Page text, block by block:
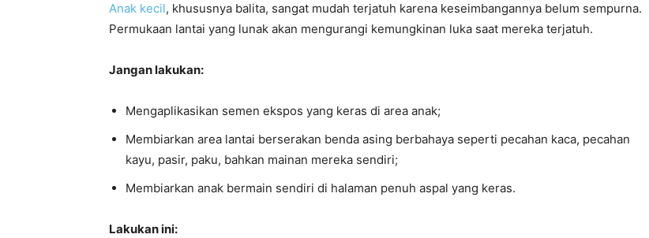
Anak kecil, khususnya balita, sangat mudah terjatuh karena keseimbangannya belum sempurna.
Permukaan lantai yang lunak akan mengurangi kemungkinan luka saat mereka terjatuh.
Jangan lakukan:
Mengaplikasikan semen ekspos yang keras di area anak;
Membiarkan area lantai berserakan benda asing berbahaya seperti pecahan kaca, pecahan
kayu, pasir, paku, bahkan mainan mereka sendiri;
Membiarkan anak bermain sendiri di halaman penuh aspal yang keras.
Lakukan ini: